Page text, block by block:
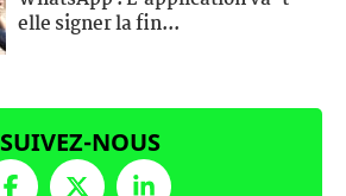
elle signer la fin...
SUIVEZ-NOUS